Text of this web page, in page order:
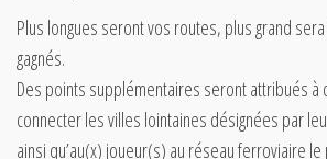
Plus longues seront vos routes, plus grand
gagnés.
Des points supplémentaires seront attribués à
connecter les villes lointaines désignées par
ainsi qu’au(x) joueur(s) au réseau ferroviaire le